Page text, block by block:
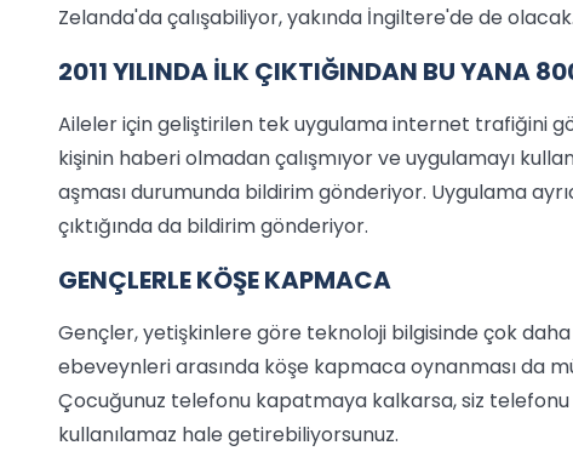
Zelanda'da çalışabiliyor, yakında İngiltere'de de olacak.
2011 YILINDA İLK ÇIKTIĞINDAN BU YANA
Aileler için geliştirilen tek uygulama internet trafiğini
kişinin haberi olmadan çalışmıyor ve uygulamayı
aşması durumunda bildirim gönderiyor. Uygulama
çıktığında da bildirim gönderiyor.
GENÇLERLE KÖŞE KAPMACA
Gençler, yetişkinlere göre teknoloji bilgisinde çok
ebeveynleri arasında köşe kapmaca oynanması da
Çocuğunuz telefonu kapatmaya kalkarsa, siz
kullanılamaz hale getirebiliyorsunuz.